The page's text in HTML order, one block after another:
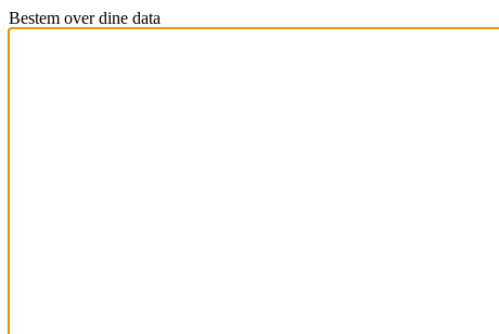
Bestem over dine data